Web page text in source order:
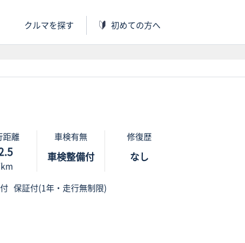
クルマを探す 初めての方へ
距離 車検有無
車検整備付
修復歴
なし
保証付(1年・走行無制限)